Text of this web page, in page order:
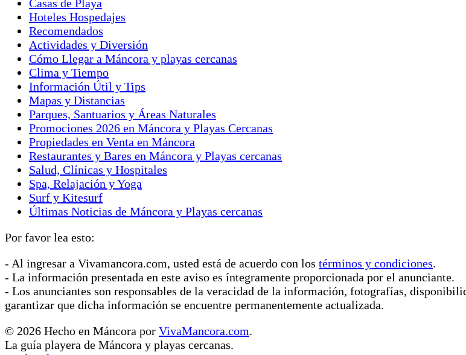
Casas de Playa
Hoteles Hospedajes
Recomendados
Actividades y Diversión
Cómo Llegar a Máncora y playas cercanas
Clima y Tiempo
Información Útil y Tips
Mapas y Distancias
Parques, Santuarios y Áreas Naturales
Promociones 2026 en Máncora y Playas Cercanas
Propiedades en Venta en Máncora
Restaurantes y Bares en Máncora y Playas cercanas
Salud, Clínicas y Hospitales
Spa, Relajación y Yoga
Surf y Kitesurf
Últimas Noticias de Máncora y Playas cercanas
Por favor lea esto:
- Al ingresar a Vivamancora.com, usted está de acuerdo con los términos y condiciones.
- La información presentada en este aviso es íntegramente proporcionada por el anunciante.
- Los anunciantes son responsables de la veracidad de la información, fotografías,
garantizar que dicha información se encuentre permanentemente actualizada.
© 2026 Hecho en Máncora por VivaMancora.com.
La guía playera de Máncora y playas cercanas.